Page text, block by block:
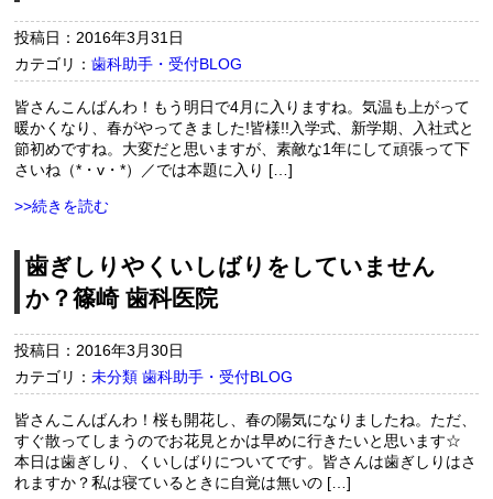
投稿日：2016年3月31日
カテゴリ：歯科助手・受付BLOG
皆さんこんばんわ！もう明日で4月に入りますね。気温も上がって
暖かくなり、春がやってきました!皆様!!入学式、新学期、入社式と
節初めですね。大変だと思いますが、素敵な1年にして頑張って下
さいね（*・v・*）／では本題に入り […]
>>続きを読む
歯ぎしりやくいしばりをしていません
か？篠崎 歯科医院
投稿日：2016年3月30日
カテゴリ：未分類 歯科助手・受付BLOG
皆さんこんばんわ！桜も開花し、春の陽気になりましたね。ただ、
すぐ散ってしまうのでお花見とかは早めに行きたいと思います☆
本日は歯ぎしり、くいしばりについてです。皆さんは歯ぎしりはさ
れますか？私は寝ているときに自覚は無いの […]